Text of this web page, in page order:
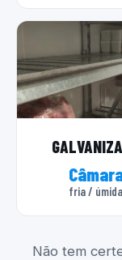
fria / úmida
Não tem